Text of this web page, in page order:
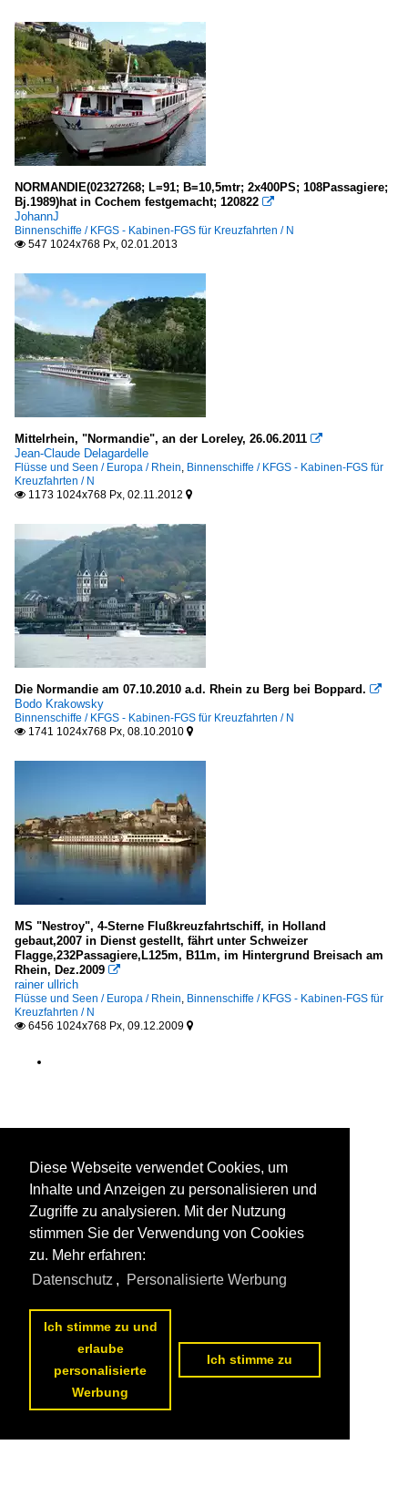
NORMANDIE(02327268; L=91; B=10,5mtr; 2x400PS; 108Passagiere;
Bj.1989)hat in Cochem festgemacht; 120822 
JohannJ
Binnenschiffe / KFGS - Kabinen-FGS für Kreuzfahrten / N
 547 1024x768 Px, 02.01.2013
Mittelrhein, "Normandie", an der Loreley, 26.06.2011 
Jean-Claude Delagardelle
Flüsse und Seen / Europa / Rhein, Binnenschiffe / KFGS - Kabinen-FGS für
Kreuzfahrten / N
 1173 1024x768 Px, 02.11.2012 
Die Normandie am 07.10.2010 a.d. Rhein zu Berg bei Boppard. 
Bodo Krakowsky
Binnenschiffe / KFGS - Kabinen-FGS für Kreuzfahrten / N
 1741 1024x768 Px, 08.10.2010 
MS "Nestroy", 4-Sterne Flußkreuzfahrtschiff, in Holland
gebaut,2007 in Dienst gestellt, fährt unter Schweizer
Flagge,232Passagiere,L125m, B11m, im Hintergrund Breisach am
Rhein, Dez.2009 
rainer ullrich
Flüsse und Seen / Europa / Rhein, Binnenschiffe / KFGS - Kabinen-FGS für
Kreuzfahrten / N
 6456 1024x768 Px, 09.12.2009 
Diese Webseite verwendet Cookies, um
Inhalte und Anzeigen zu personalisieren und
Zugriffe zu analysieren. Mit der Nutzung
stimmen Sie der Verwendung von Cookies
zu. Mehr erfahren:
Datenschutz , Personalisierte Werbung
Ich stimme zu und
erlaube
personalisierte
Werbung
Ich stimme zu